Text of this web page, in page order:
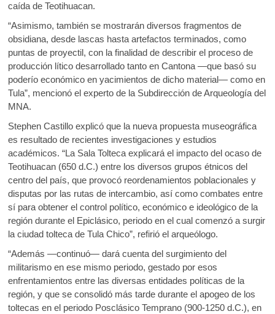
caída de Teotihuacan.
“Asimismo, también se mostrarán diversos fragmentos de
obsidiana, desde lascas hasta artefactos terminados, como
puntas de proyectil, con la finalidad de describir el proceso de
producción lítico desarrollado tanto en Cantona —que basó su
poderío económico en yacimientos de dicho material— como en
Tula”, mencionó el experto de la Subdirección de Arqueología del
MNA.
Stephen Castillo explicó que la nueva propuesta museográfica
es resultado de recientes investigaciones y estudios
académicos. “La Sala Tolteca explicará el impacto del ocaso de
Teotihuacan (650 d.C.) entre los diversos grupos étnicos del
centro del país, que provocó reordenamientos poblacionales y
disputas por las rutas de intercambio, así como combates entre
sí para obtener el control político, económico e ideológico de la
región durante el Epiclásico, periodo en el cual comenzó a surgir
la ciudad tolteca de Tula Chico”, refirió el arqueólogo.
“Además —continuó— dará cuenta del surgimiento del
militarismo en ese mismo periodo, gestado por esos
enfrentamientos entre las diversas entidades políticas de la
región, y que se consolidó más tarde durante el apogeo de los
toltecas en el periodo Posclásico Temprano (900-1250 d.C.), en